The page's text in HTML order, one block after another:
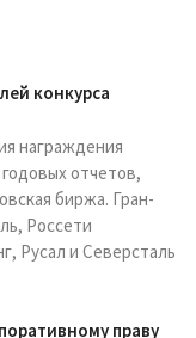
конкурса
награждения
отчетов,
биржа. Гран-
Россети
Русал и Северсталь
праву